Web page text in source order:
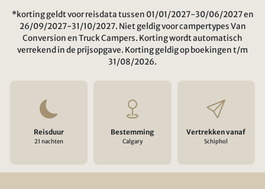
*korting geldt voor reisdata tussen 01/01/2027-30/06/2027 en
26/09/2027-31/10/2027. Niet geldig voor campertypes Van
Conversion en Truck Campers. Korting wordt automatisch
verrekend in de prijsopgave. Korting geldig op boekingen t/m
31/08/2026.
Reisduur
21 nachten
Bestemming
Calgary
Vertrekken vanaf
Schiphol